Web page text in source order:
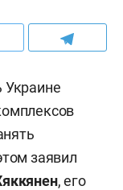
Украине
заявил
, его